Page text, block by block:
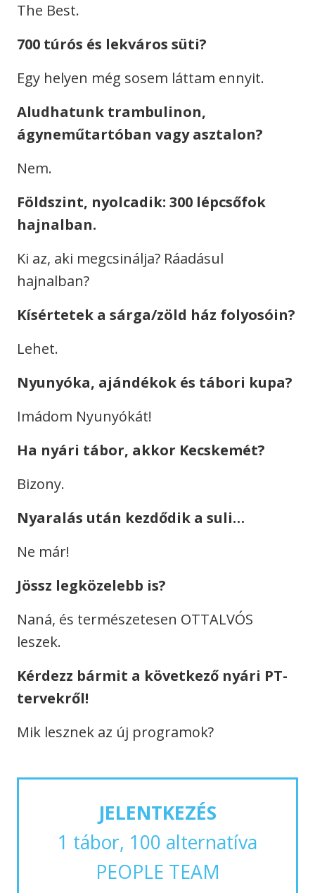
The Best.
700 túrós és lekváros süti?
Egy helyen még sosem láttam ennyit.
Aludhatunk trambulinon,
ágyneműtartóban vagy asztalon?
Nem.
Földszint, nyolcadik: 300 lépcsőfok
hajnalban.
Ki az, aki megcsinálja? Ráadásul
hajnalban?
Kísértetek a sárga/zöld ház folyosóin?
Lehet.
Nyunyóka, ajándékok és tábori kupa?
Imádom Nyunyókát!
Ha nyári tábor, akkor Kecskemét?
Bizony.
Nyaralás után kezdődik a suli…
Ne már!
Jössz legközelebb is?
Naná, és természetesen OTTALVÓS
leszek.
Kérdezz bármit a következő nyári PT-
tervekről!
Mik lesznek az új programok?
JELENTKEZÉS
1 tábor, 100 alternatíva
PEOPLE TEAM